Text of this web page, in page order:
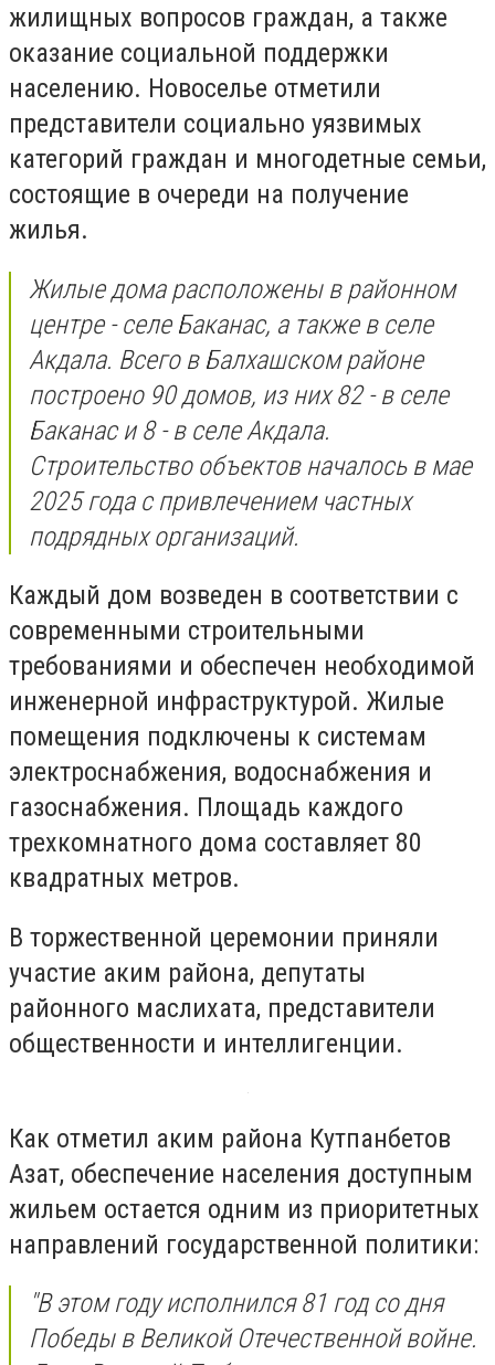
жилищных вопросов граждан, а также
оказание социальной поддержки
населению. Новоселье отметили
представители социально уязвимых
категорий граждан и многодетные семьи,
состоящие в очереди на получение
жилья.
Жилые дома расположены в районном
центре - селе Баканас, а также в селе
Акдала. Всего в Балхашском районе
построено 90 домов, из них 82 - в селе
Баканас и 8 - в селе Акдала.
Строительство объектов началось в мае
2025 года с привлечением частных
подрядных организаций.
Каждый дом возведен в соответствии с
современными строительными
требованиями и обеспечен необходимой
инженерной инфраструктурой. Жилые
помещения подключены к системам
электроснабжения, водоснабжения и
газоснабжения. Площадь каждого
трехкомнатного дома составляет 80
квадратных метров.
В торжественной церемонии приняли
участие аким района, депутаты
районного маслихата, представители
общественности и интеллигенции.
Как отметил аким района Кутпанбетов
Азат, обеспечение населения доступным
жильем остается одним из приоритетных
направлений государственной политики:
"В этом году исполнился 81 год со дня
Победы в Великой Отечественной войне.